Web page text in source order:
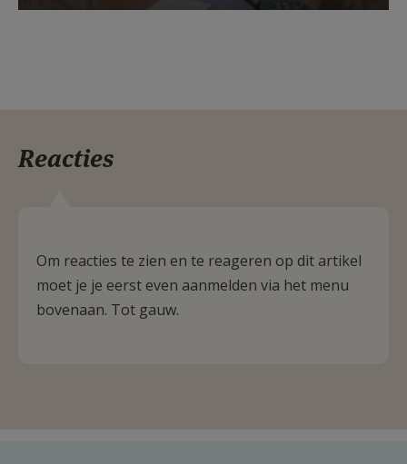
Reacties
Om reacties te zien en te reageren op dit artikel
moet je je eerst even aanmelden via het menu
bovenaan. Tot gauw.